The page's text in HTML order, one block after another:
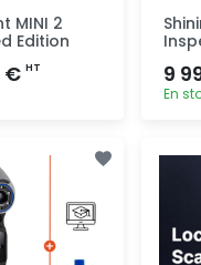
MINI 2
Edition
€ HT 9
En